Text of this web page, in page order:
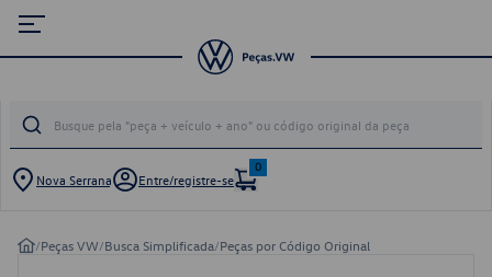
Nova Serrana Entre/registre-se
0
/Peças VW/Busca Simplificada/Peças por Código Original